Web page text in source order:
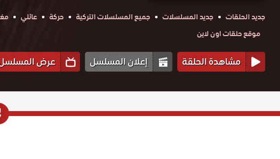
جديد الحلقات
جديد المسلسلات جميع المسلسلات التركية حركة عائلي
موقع حلقات اون لاين
مشاهدة الحلقة إعلان المسلسل عرض